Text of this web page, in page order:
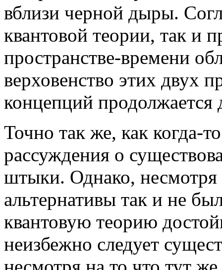
вблизи черной дыры.
квантовой теории, так и
пространстве-времени
верховенство этих двух
концепций продолжается
Точно так же, как когда-
рассуждения о
штыки. Однако,
альтернативы так и не
квантовую теорию
неизбежно следует